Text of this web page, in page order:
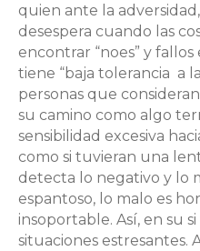
quien ante la
desespera cuando las
encontrar “noes” y
tiene “baja tolerancia a
personas que
su camino como algo
sensibilidad excesiva
como si tuvieran una
detecta lo negativo y lo
espantoso, lo malo es
insoportable. Así, en su
situaciones estresantes.